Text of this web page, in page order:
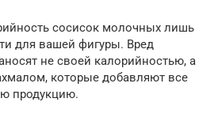
сосисок молочных лишь
для вашей фигуры. Вред
не своей калорийностью, а
которые добавляют все
продукцию.